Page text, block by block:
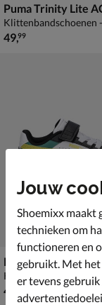
Puma Trinity Lite
Klittenbandschoenen
€ 49,99
49,99
Puma Caven III
Klittenbandschoenen -
€ 44,99
44
Jouw
Shoemixx maakt
technieken om
functioneren en
gebruikt. Met
er tevens